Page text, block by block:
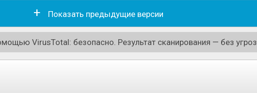
Показать предыдущие версии
VirusTotal: безопасно. Результат сканирования — без угроз.